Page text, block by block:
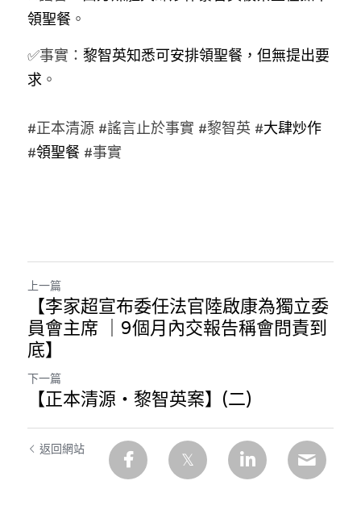
美西極權主義
真相直擊
莫綺琪專欄
黃萬成專欄
高松傑專欄
林伯強專欄
KOL 精選
大衛sir專欄
曾子晴 - 晴深直說
龔靜儀大律師專欄
陳子遷律師專欄
黎智英案審訊
支聯會案
休閒好介紹
親子
人才招聘
投稿熱線
支持讚助
條款及細則
搜索
繁體中文
English
領聖餐 。
✅事實： 黎智英知悉可安排領聖餐，但無提出要
求 。
#正本清源 #謠言止於事實 #黎智英 #大肆炒作
#領聖餐 #事實
上一篇
【李家超宣布委任法官陸啟康為獨立委
員會主席 ｜9個月內交報告稱會問責到
底】
下一篇
【正本清源‧黎智英案】(二)
返回網站